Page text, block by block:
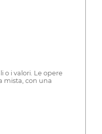
o i valori. Le opere
mista, con una